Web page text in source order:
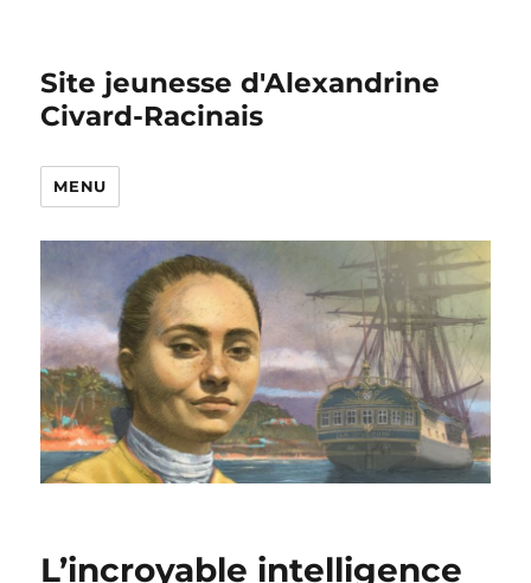
Site jeunesse d'Alexandrine
Civard-Racinais
MENU
L’incroyable intelligence